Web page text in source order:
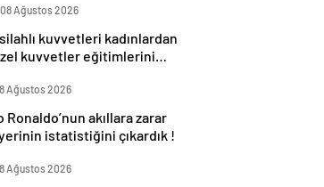
08 Ağustos 2026
kuvvetleri kadınlardan
kuvvetler eğitimlerini
Ağustos 2026
Ronaldo’nun akıllara zarar
istatistiğini çıkardık !
Ağustos 2026